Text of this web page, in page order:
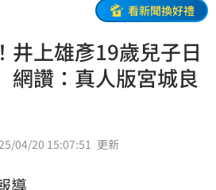
看新聞換好禮
井上雄彥19歲兒子日
讚：真人版宮城良
04/20 15:07:51 更新
導